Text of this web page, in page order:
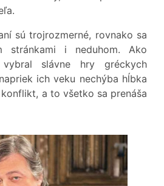
sú trojrozmerné, rovnako sa
stránkami i neduhom. Ako
slávne hry gréckych
ich veku nechýba hĺbka
a to všetko sa prenáša